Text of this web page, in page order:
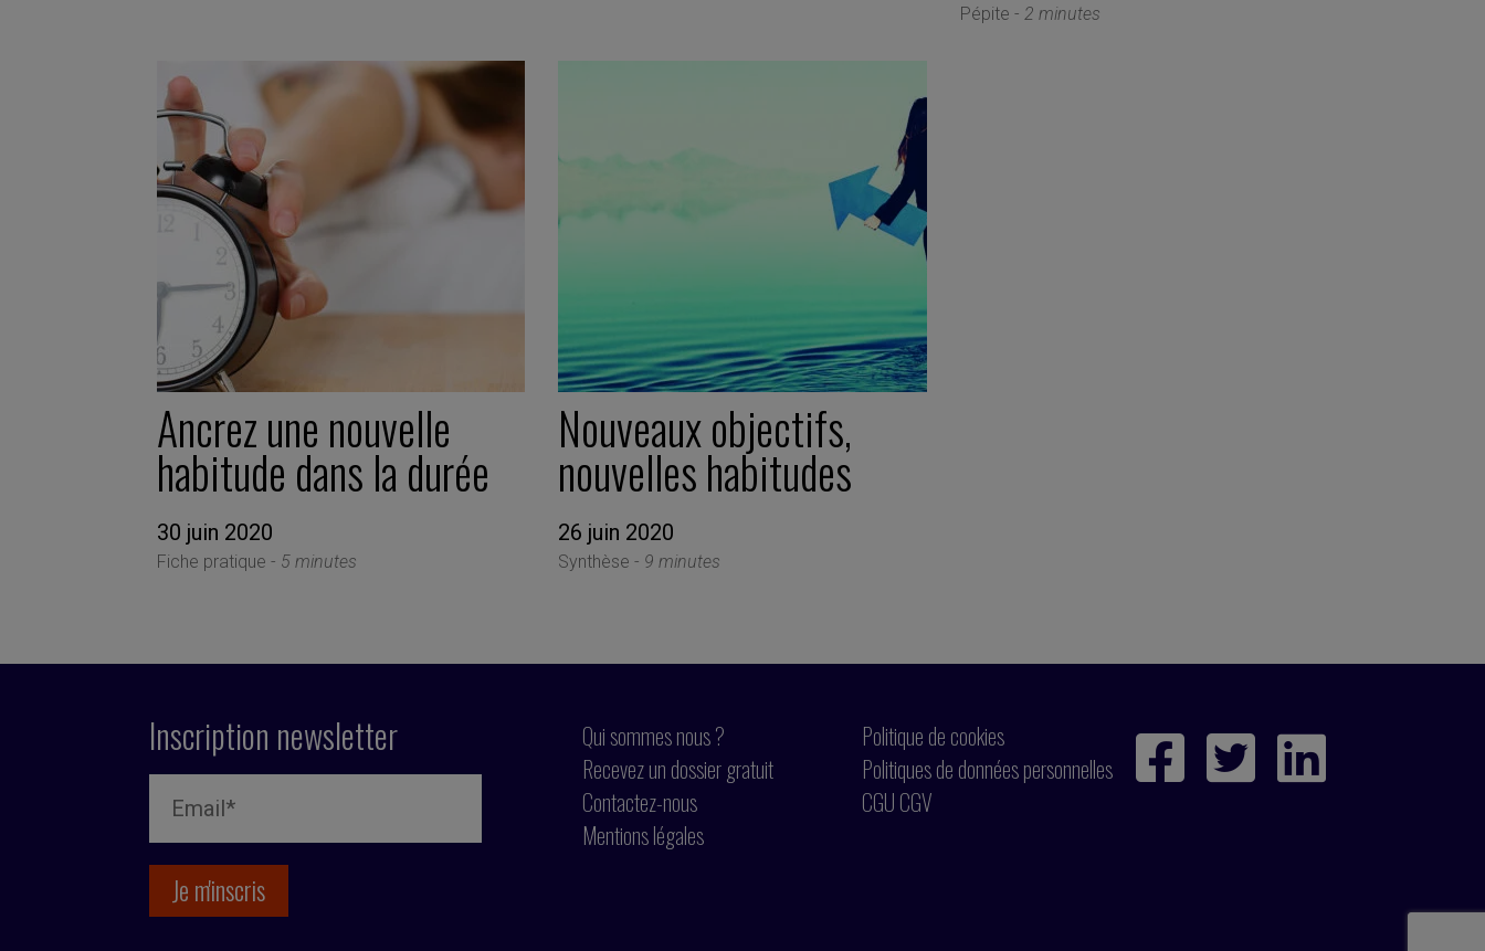
Pépite - 2 minutes
Ancrez une nouvelle
habitude dans la durée
30 juin 2020
Fiche pratique - 5 minutes
Nouveaux objectifs,
nouvelles habitudes
26 juin 2020
Synthèse - 9 minutes
Inscription newsletter
Qui sommes nous ?
Recevez un dossier gratuit
Contactez-nous
Mentions légales
Politique de cookies
Politiques de données personnelles
CGU CGV